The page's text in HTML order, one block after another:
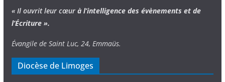
« Il ouvrit leur cœur à l’intelligence des évènements et de
l’Écriture ».
Évangile de Saint Luc, 24, Emmaüs.
Diocèse de Limoges